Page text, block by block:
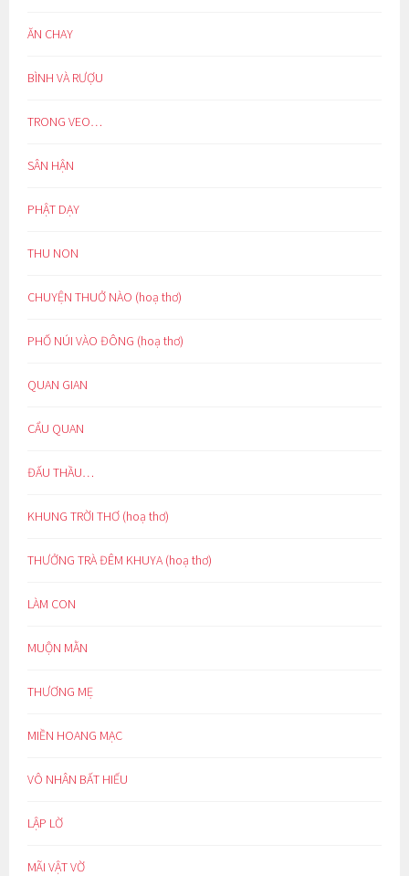
ĂN CHAY
BÌNH VÀ RƯỢU
TRONG VEO…
SÂN HẬN
PHẬT DẠY
THU NON
CHUYỆN THUỞ NÀO (hoạ thơ)
PHỐ NÚI VÀO ĐÔNG (hoạ thơ)
QUAN GIAN
CẨU QUAN
ĐẤU THẦU…
KHUNG TRỜI THƠ (hoạ thơ)
THƯỞNG TRÀ ĐÊM KHUYA (hoạ thơ)
LÀM CON
MUỘN MẰN
THƯƠNG MẸ
MIỀN HOANG MẠC
VÔ NHÂN BẤT HIẾU
LẬP LỜ
MÃI VẬT VỜ